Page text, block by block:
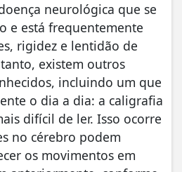
neurológica que se
e está frequentemente
rigidez e lentidão de
existem outros
incluindo um que
o dia a dia: a caligrafia
difícil de ler. Isso ocorre
no cérebro podem
os movimentos em